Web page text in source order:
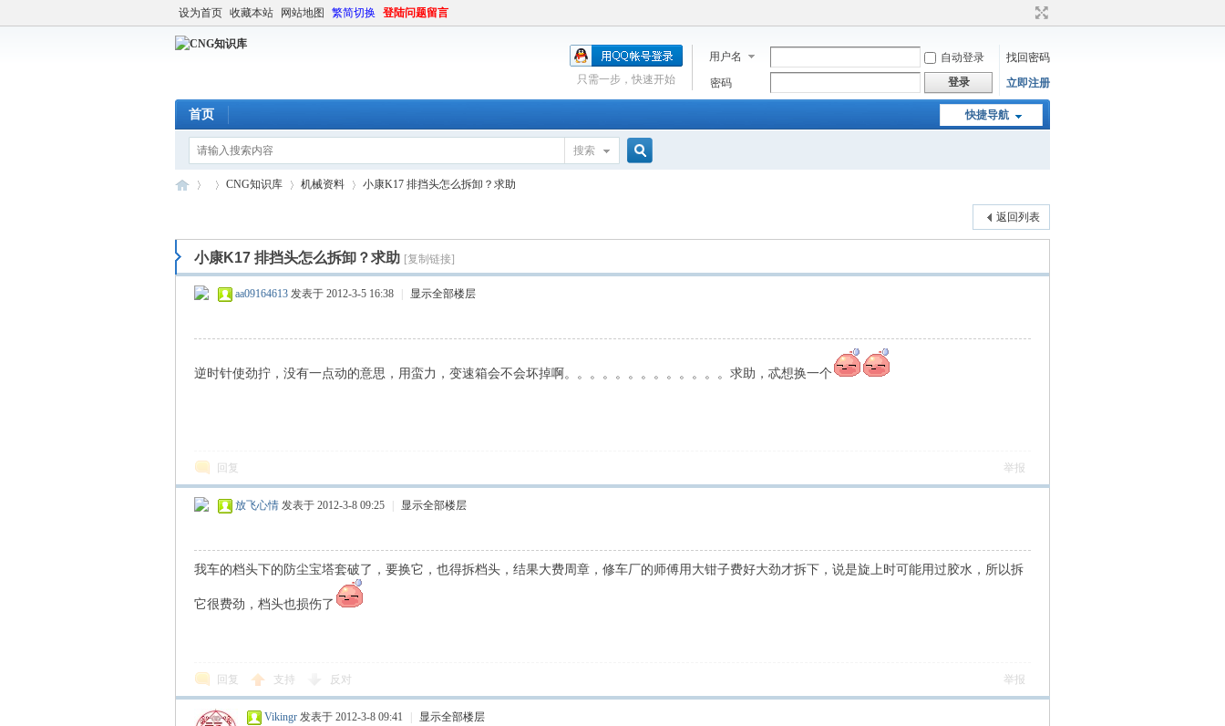
设为首页 收藏本站 网站地图 繁简切换 登陆问题留言
用户名 自动登录
找回密码
密码
登录 立即注册
只需一步，快速开始
快捷导航
首页
搜索
C » ›
CNG知识库
›
机械资料
›
小康K17 排挡头怎么拆卸？求助
返回列表
小康K17 排挡头怎么拆卸？求助 [复制链接]
aa09164613 发表于 2012-3-5 16:38 显示全部楼层
逆时针使劲拧，没有一点动的意思，用蛮力，变速箱会不会坏掉啊。。。。。。。。。。。。。求助，忒想换一个
回复 举报
放飞心情 发表于 2012-3-8 09:25 显示全部楼层
我车的档头下的防尘宝塔套破了，要换它，也得拆档头，结果大费周章，修车厂的师傅用大钳子费好大劲才拆下，说是旋上时可能用过胶水，所以拆
它很费劲，档头也损伤了
回复 支持 反对 举报
Vikingr 发表于 2012-3-8 09:41 显示全部楼层